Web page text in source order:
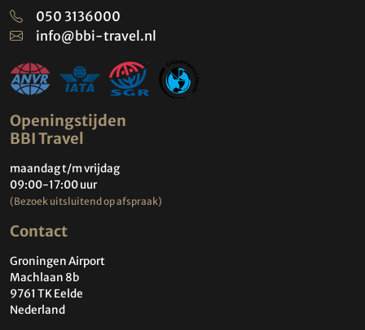
050 3136000
info@bbi-travel.nl
Openingstijden
BBI Travel
maandag t/m vrijdag
09:00-17:00 uur
(Bezoek uitsluitend op afspraak)
Contact
Groningen Airport
Machlaan 8b
9761 TK Eelde
Nederland